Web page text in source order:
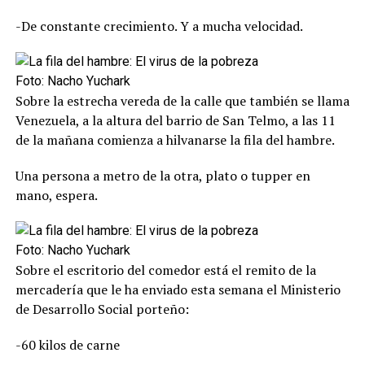
-De constante crecimiento. Y a mucha velocidad.
Foto: Nacho Yuchark
Sobre la estrecha vereda de la calle que también se llama
Venezuela, a la altura del barrio de San Telmo, a las 11
de la mañana comienza a hilvanarse la fila del hambre.
Una persona a metro de la otra, plato o tupper en
mano, espera.
Foto: Nacho Yuchark
Sobre el escritorio del comedor está el remito de la
mercadería que le ha enviado esta semana el Ministerio
de Desarrollo Social porteño:
-60 kilos de carne